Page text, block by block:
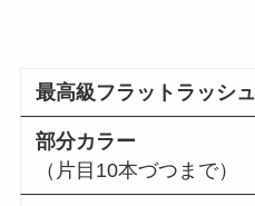
最高級フラットラッシュ
部分カラー
（片目10本づつまで）